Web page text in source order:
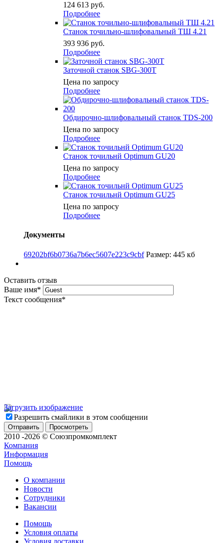
124 613 руб.
Подробнее
Станок точильно-шлифовальный ТШ 4.21
393 936 руб.
Подробнее
Заточной станок SBG-300T
Цена по запросу
Подробнее
Обдирочно-шлифовальный станок TDS-200
Цена по запросу
Подробнее
Станок точильнй Optimum GU20
Цена по запросу
Подробнее
Станок точильнй Optimum GU25
Цена по запросу
Подробнее
Документы
69202bf6b0736a7b6ec5607e223c9cbf Размер: 445 кб
Оставить отзыв
Ваше имя*
Текст сообщения*
Загрузить изображение
Разрешить смайлики в этом сообщении
2010 -2026 © Союзпромкомплект
Компания
Информация
Помощь
О компании
Новости
Сотрудники
Вакансии
Помощь
Условия оплаты
Условия доставки